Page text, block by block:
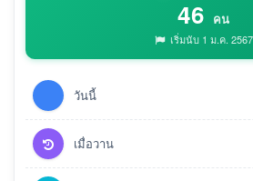
46 คน
เริ่มนับ 1 ม.ค. 2567
วันนี้
เมื่อวาน